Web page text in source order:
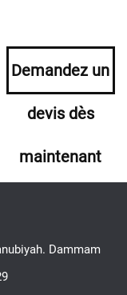
Demandez un
devis dès
maintenant
Dammam